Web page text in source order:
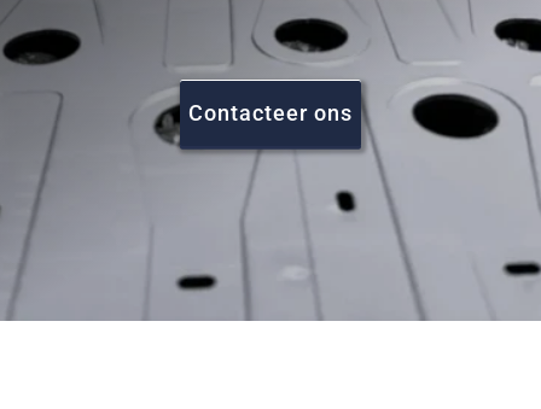
Projecten
FAQ
Vacatures
Contacteer ons